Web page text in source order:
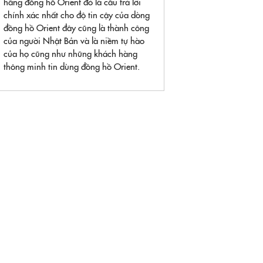
chính xác nhất cho độ tin cậy của dòng
đồng hồ Orient đây cũng là thành công
của người Nhật Bản và là niềm tự hào
của họ cũng như những khách hàng
thông minh tin dùng đồng hồ Orient.